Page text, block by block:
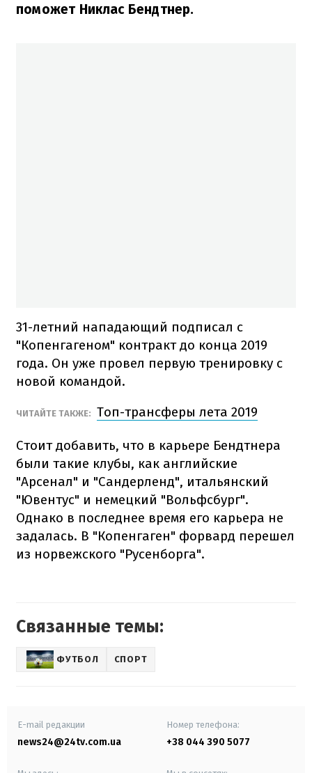
поможет Никлас Бендтнер.
31-летний нападающий подписал с
"Копенгагеном" контракт до конца 2019
года. Он уже провел первую тренировку с
новой командой.
ЧИТАЙТЕ ТАКЖЕ: Топ-трансферы лета 2019
Стоит добавить, что в карьере Бендтнера
были такие клубы, как английские
"Арсенал" и "Сандерленд", итальянский
"Ювентус" и немецкий "Вольфсбург".
Однако в последнее время его карьера не
задалась. В "Копенгаген" форвард перешел
из норвежского "Русенборга".
Связанные темы:
ФУТБОЛ СПОРТ
E-mail редакции
news24@24tv.com.ua
Номер телефона:
+38 044 390 5077